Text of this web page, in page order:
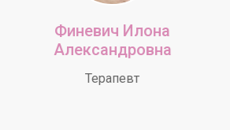
Финевич Илона
Александровна
Терапевт